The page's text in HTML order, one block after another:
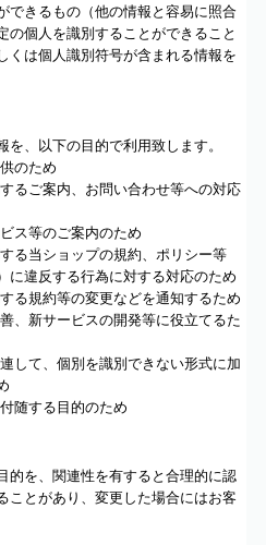
できるもの（他の情報と容易に照合
の個人を識別することができること
くは個人識別符号が含まれる情報を
、以下の目的で利用致します。
のため
るご案内、お問い合わせ等への対応
ス等のご案内のため
る当ショップの規約、ポリシー等
に違反する行為に対する対応のため
る規約等の変更などを通知するため
、新サービスの開発等に役立てるた
して、個別を識別できない形式に加
随する目的のため
的を、関連性を有すると合理的に認
ことがあり、変更した場合にはお客